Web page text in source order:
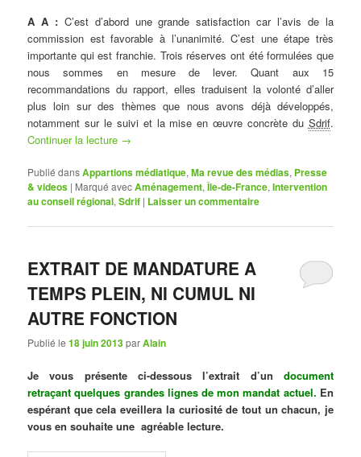
A A :C’est d’abord une grande satisfaction car l’avis de la
commission est favorable à l’unanimité. C’est une étape très
importante qui est franchie. Trois réserves ont été formulées que
nous sommes en mesure de lever. Quant aux 15
recommandations du rapport, elles traduisent la volonté d’aller
plus loin sur des thèmes que nous avons déjà développés,
notamment sur le suivi et la mise en œuvre concrète du Sdrif.
Continuer la lecture →
Publié dansAppartions médiatique,Ma revue des médias, Presse
& videos | Marqué avecAménagement,Île-de-France,Intervention
au conseil régional,Sdrif | Laisser un commentaire
EXTRAIT DE MANDATURE A
TEMPS PLEIN, NI CUMUL NI
AUTRE FONCTION
Publié le18 juin 2013parAlain
Je vous présente ci-dessous l’extrait d’un document
retraçant quelques grandes lignes de mon mandat actuel. En
espérant que cela eveillera la curiosité de tout un chacun, je
vous en souhaite une agréable lecture.